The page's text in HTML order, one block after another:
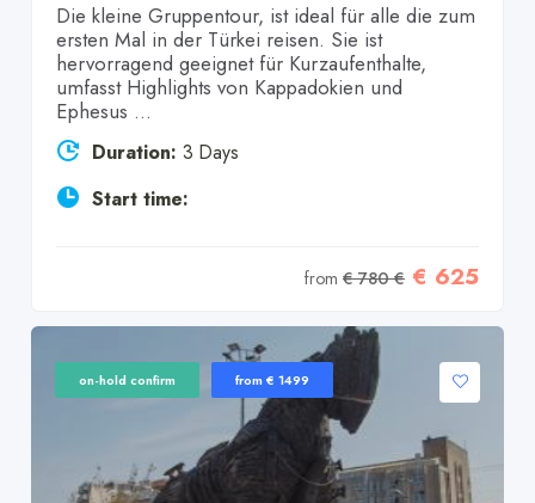
Die kleine Gruppentour, ist ideal für alle die zum
ersten Mal in der Türkei reisen. Sie ist
hervorragend geeignet für Kurzaufenthalte,
umfasst Highlights von Kappadokien und
Ephesus ...
Duration: 3 Days
Start time:
from€ 780 € € 625
on-hold confirm from € 1499